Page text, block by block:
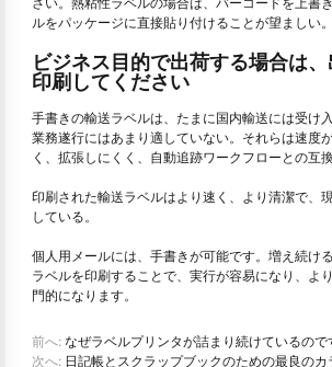
ルをパッケージに直接貼り付けることが望ましい。
ビジネス目的で出荷する場合は
印刷してください
手書きの輸送ラベルは、たまに国内輸送には受け
業務遂行にはあまり適していない。それらは速度
く、拡張しにくく、自動追跡ワークフローとの互換
印刷された輸送ラベルはより速く、より清潔で、
している。
個人用メールには、手書きが可能です。増え続け
ラベルを印刷することで、実行が容易になり、よ
門的になります。
前へ: なぜラベルプリンタが詰まり続けているので
次へ: 日記帳とスクラップブックのための最良のカラーラベル製造業者